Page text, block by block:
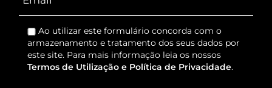
Ao utilizar este formulário concorda com o
armazenamento e tratamento dos seus dados por
este site. Para mais informação leia os nossos
Termos de Utilização e Política de Privacidade.